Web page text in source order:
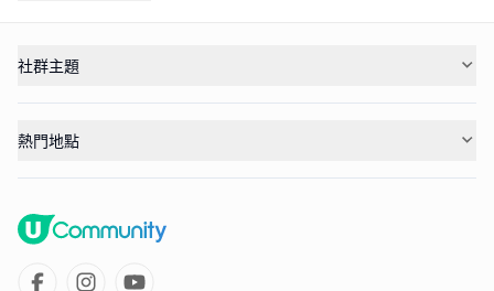
社群主題
熱門地點